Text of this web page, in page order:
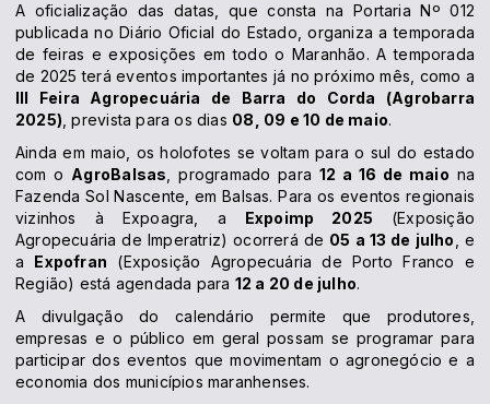
A oficialização das datas, que consta na Portaria Nº 012
publicada no Diário Oficial do Estado, organiza a temporada
de feiras e exposições em todo o Maranhão. A temporada
de 2025 terá eventos importantes já no próximo mês, como a
III Feira Agropecuária de Barra do Corda (Agrobarra
2025) , prevista para os dias 08, 09 e 10 de maio.
Ainda em maio, os holofotes se voltam para o sul do estado
com o AgroBalsas , programado para 12 a 16 de maio na
Fazenda Sol Nascente, em Balsas. Para os eventos regionais
vizinhos à Expoagra, a Expoimp 2025 (Exposição
Agropecuária de Imperatriz) ocorrerá de 05 a 13 de julho , e
a Expofran (Exposição Agropecuária de Porto Franco e
Região) está agendada para 12 a 20 de julho.
A divulgação do calendário permite que produtores,
empresas e o público em geral possam se programar para
participar dos eventos que movimentam o agronegócio e a
economia dos municípios maranhenses.